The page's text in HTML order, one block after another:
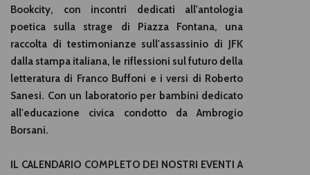
Bookcity, con incontri dedicati all'antologia
poetica sulla strage di Piazza Fontana, una
raccolta di testimonianze sull'assassinio di JFK
dalla stampa italiana, le riflessioni sul futuro della
letteratura di Franco Buffoni e i versi di Roberto
Sanesi. Con un laboratorio per bambini dedicato
all'educazione civica condotto da Ambrogio
Borsani.
IL CALENDARIO COMPLETO DEI NOSTRI EVENTI A